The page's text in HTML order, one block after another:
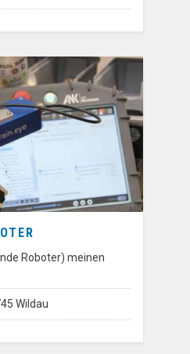
Roboter) meinen
Wildau